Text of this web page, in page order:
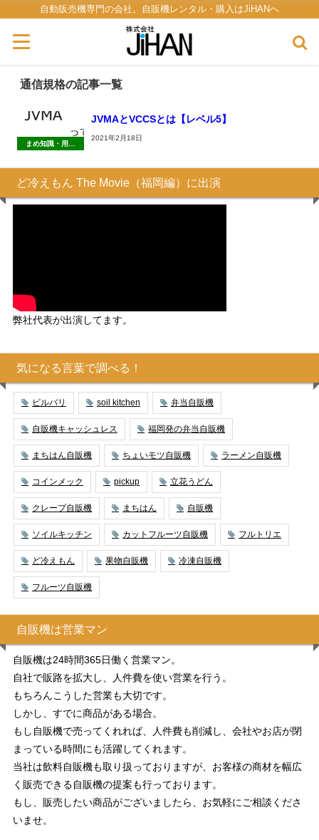
自動販売機専門の会社。自販機レンタル・購入はJiHANへ
通信規格の記事一覧
まめ知識・用語
JVMAとVCCSとは【レベル5】
2021年2月18日
ど冷えもん The Movie（福岡編）に出演
弊社代表が出演してます。
気になる言葉で調べる！
ビルバリ soil kitchen 弁当自販機
自販機キャッシュレス 福岡発の弁当自販機
まちはん自販機 ちょいモツ自販機 ラーメン自販機
コインメック pickup 立花うどん
クレープ自販機 まちはん 自販機
ソイルキッチン カットフルーツ自販機 フルトリエ
ど冷えもん 果物自販機 冷凍自販機
フルーツ自販機
自販機は営業マン
自販機は24時間365日働く営業マン。
自社で販路を拡大し、人件費を使い営業を行う。
もちろんこうした営業も大切です。
しかし、すでに商品がある場合。
もし自販機で売ってくれれば、人件費も削減し、会社やお店が閉
まっている時間にも活躍してくれます。
当社は飲料自販機も取り扱っておりますが、お客様の商材を幅広
く販売できる自販機の提案も行っております。
もし、販売したい商品がございましたら、お気軽にご相談くださ
いませ。